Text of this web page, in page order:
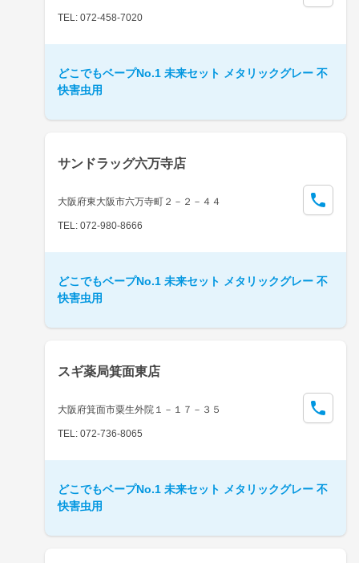
TEL: 072-458-7020
どこでもベープNo.1 未来セット メタリックグレー 不
快害虫用
サンドラッグ六万寺店
大阪府東大阪市六万寺町２－２－４４
TEL: 072-980-8666
どこでもベープNo.1 未来セット メタリックグレー 不
快害虫用
スギ薬局箕面東店
大阪府箕面市粟生外院１－１７－３５
TEL: 072-736-8065
どこでもベープNo.1 未来セット メタリックグレー 不
快害虫用